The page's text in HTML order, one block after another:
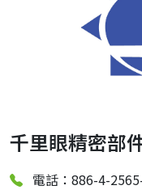
千里眼精密部
電話：886-4-